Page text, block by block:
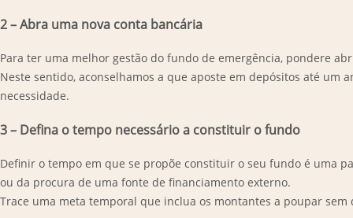
2 – Abra uma nova conta bancária
Para ter uma melhor gestão do fundo de emergência, pondere
Neste sentido, aconselhamos a que aposte em depósitos até um
necessidade.
3 – Defina o tempo necessário a constituir o fundo
Definir o tempo em que se propõe constituir o seu fundo é uma
ou da procura de uma fonte de financiamento externo.
Trace uma meta temporal que inclua os montantes a poupar